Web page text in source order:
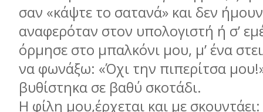
σαν «κάψτε το σατανά» και δεν
αναφερόταν στον υπολογιστή ή σ’
όρμησε στο μπαλκόνι μου, μ’ ένα
να φωνάξω: «Όχι την πιπερίτσα
βυθίστηκα σε βαθύ σκοτάδι.
Η φίλη μου,έρχεται και με σκουντάει: